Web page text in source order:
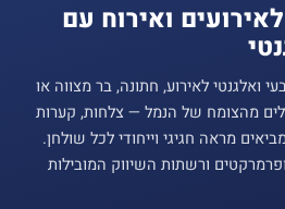
ואירוח עם
ואלגנטי לאירוע, חתונה, בר מצווה או
מהצומח של הנמל — צלחות, קערות
מראה חגיגי וייחודי לכל שולחן.
ורשתות השיווק המובילות